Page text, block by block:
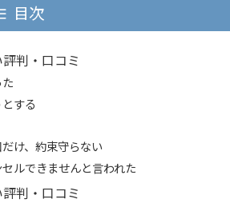
目次
判・口コミ
する
け、約束守らない
ルできませんと言われた
判・口コミ